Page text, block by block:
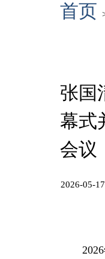
首页
张国
幕式
会议
2026-05-